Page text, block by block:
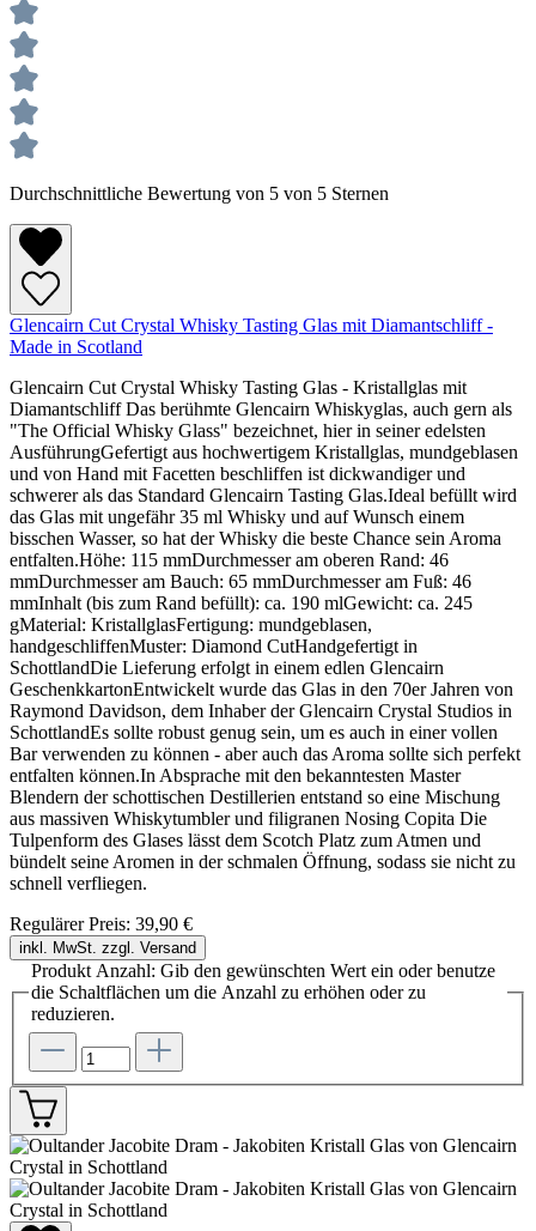
Durchschnittliche Bewertung von 5 von 5 Sternen
Glencairn Cut Crystal Whisky Tasting Glas mit Diamantschliff -
Made in Scotland
Glencairn Cut Crystal Whisky Tasting Glas - Kristallglas mit
Diamantschliff Das berühmte Glencairn Whiskyglas, auch gern als
"The Official Whisky Glass" bezeichnet, hier in seiner edelsten
AusführungGefertigt aus hochwertigem Kristallglas, mundgeblasen
und von Hand mit Facetten beschliffen ist dickwandiger und
schwerer als das Standard Glencairn Tasting Glas.Ideal befüllt wird
das Glas mit ungefähr 35 ml Whisky und auf Wunsch einem
bisschen Wasser, so hat der Whisky die beste Chance sein Aroma
entfalten.Höhe: 115 mmDurchmesser am oberen Rand: 46
mmDurchmesser am Bauch: 65 mmDurchmesser am Fuß: 46
mmInhalt (bis zum Rand befüllt): ca. 190 mlGewicht: ca. 245
gMaterial: KristallglasFertigung: mundgeblasen,
handgeschliffenMuster: Diamond CutHandgefertigt in
SchottlandDie Lieferung erfolgt in einem edlen Glencairn
GeschenkkartonEntwickelt wurde das Glas in den 70er Jahren von
Raymond Davidson, dem Inhaber der Glencairn Crystal Studios in
SchottlandEs sollte robust genug sein, um es auch in einer vollen
Bar verwenden zu können - aber auch das Aroma sollte sich perfekt
entfalten können.In Absprache mit den bekanntesten Master
Blendern der schottischen Destillerien entstand so eine Mischung
aus massiven Whiskytumbler und filigranen Nosing Copita Die
Tulpenform des Glases lässt dem Scotch Platz zum Atmen und
bündelt seine Aromen in der schmalen Öffnung, sodass sie nicht zu
schnell verfliegen.
Regulärer Preis: 39,90 €
inkl. MwSt. zzgl. Versand
Produkt Anzahl: Gib den gewünschten Wert ein oder benutze
die Schaltflächen um die Anzahl zu erhöhen oder zu
reduzieren.